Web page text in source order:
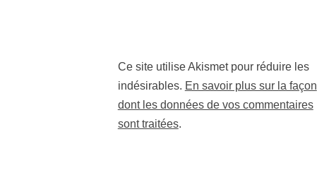
Ce site utilise Akismet pour réduire les
indésirables. En savoir plus sur la façon
dont les données de vos commentaires
sont traitées.